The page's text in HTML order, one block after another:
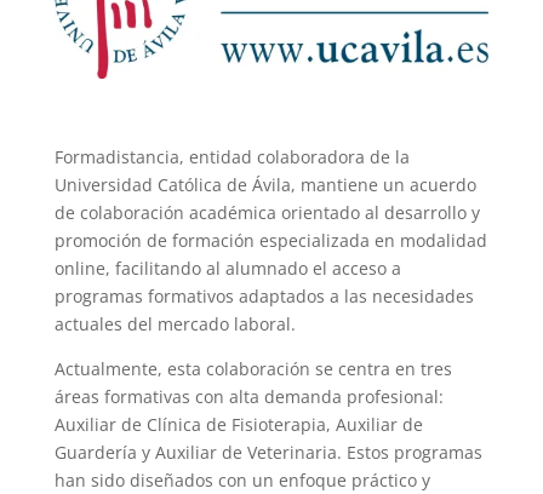
Formadistancia, entidad colaboradora de la
Universidad Católica de Ávila, mantiene un acuerdo
de colaboración académica orientado al desarrollo y
promoción de formación especializada en modalidad
online, facilitando al alumnado el acceso a
programas formativos adaptados a las necesidades
actuales del mercado laboral.
Actualmente, esta colaboración se centra en tres
áreas formativas con alta demanda profesional:
Auxiliar de Clínica de Fisioterapia, Auxiliar de
Guardería y Auxiliar de Veterinaria. Estos programas
han sido diseñados con un enfoque práctico y